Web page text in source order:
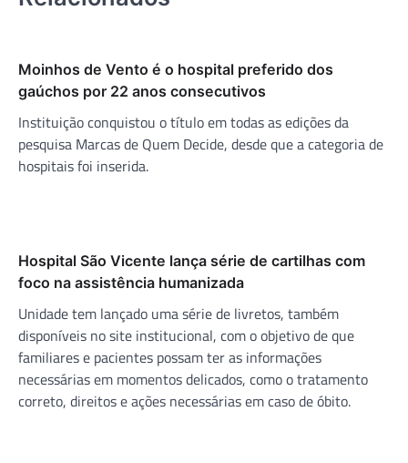
Moinhos de Vento é o hospital preferido dos
gaúchos por 22 anos consecutivos
Instituição conquistou o título em todas as edições da
pesquisa Marcas de Quem Decide, desde que a categoria de
hospitais foi inserida.
Hospital São Vicente lança série de cartilhas com
foco na assistência humanizada
Unidade tem lançado uma série de livretos, também
disponíveis no site institucional, com o objetivo de que
familiares e pacientes possam ter as informações
necessárias em momentos delicados, como o tratamento
correto, direitos e ações necessárias em caso de óbito.